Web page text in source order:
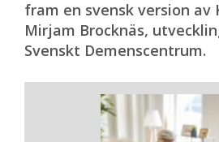
ställen att söka kunskap på,
och Svenskt
webbplatser.
– Vi brukar visa dessa
bra information och tipsar
där först, så att de får lite
fram en svensk version av
Mirjam Brocknäs,
Svenskt Demenscentrum.